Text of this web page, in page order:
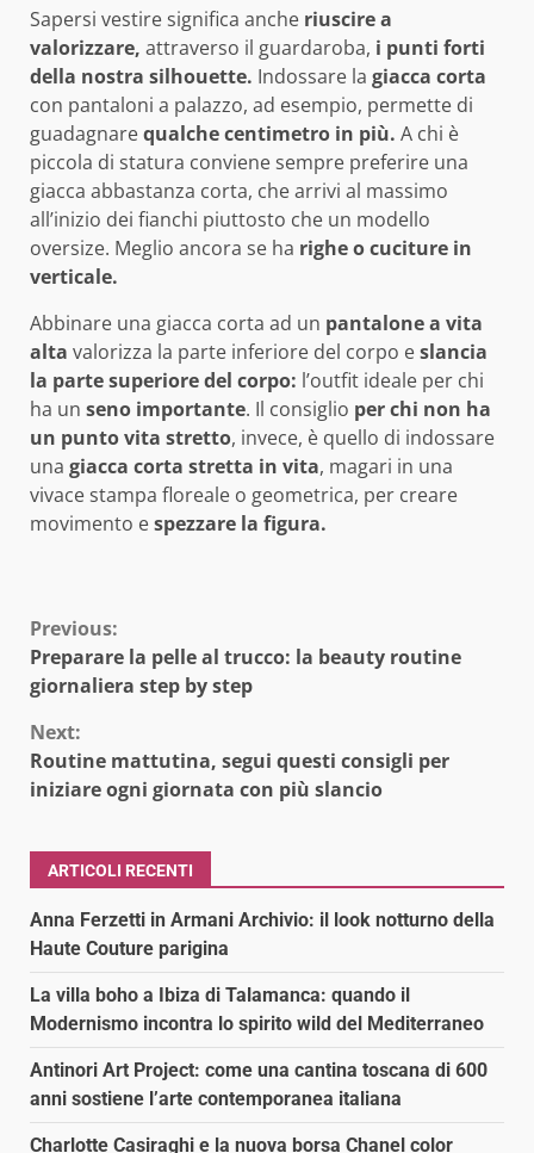
Sapersi vestire significa anche riuscire a
valorizzare, attraverso il guardaroba, i punti forti
della nostra silhouette. Indossare la giacca corta
con pantaloni a palazzo, ad esempio, permette di
guadagnarequalche centimetro in più. A chi è
piccola di statura conviene sempre preferire una
giacca abbastanza corta, che arrivi al massimo
all’inizio dei fianchi piuttosto che un modello
oversize. Meglio ancora se ha righe o cuciture in
verticale.
Abbinare una giacca corta ad un pantalone a vita
alta valorizza la parte inferiore del corpo eslancia
la parte superiore del corpo: l’outfit ideale per chi
ha un seno importante. Il consiglio per chi non ha
un punto vita stretto, invece, è quello di indossare
una giacca corta stretta in vita, magari in una
vivace stampa floreale o geometrica, per creare
movimento espezzare la figura.
Continue
Reading
Previous:
Preparare la pelle al trucco: la beauty routine
giornaliera step by step
Next:
Routine mattutina, segui questi consigli per
iniziare ogni giornata con più slancio
ARTICOLI RECENTI
Anna Ferzetti in Armani Archivio: il look notturno della
Haute Couture parigina
La villa boho a Ibiza di Talamanca: quando il
Modernismo incontra lo spirito wild del Mediterraneo
Antinori Art Project: come una cantina toscana di 600
anni sostiene l’arte contemporanea italiana
Charlotte Casiraghi e la nuova borsa Chanel color